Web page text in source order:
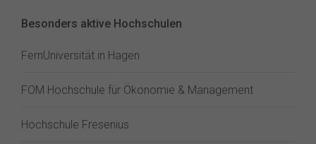
Besonders aktive Hochschulen
FernUniversität in Hagen
FOM Hochschule für Ökonomie & Management
Hochschule Fresenius